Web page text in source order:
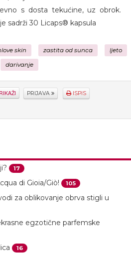
s dosta tekućine, uz obrok.
sadrži 30 Licaps® kapsula
skin zastita od sunca ljeto
darivanje
PRIJAVA ISPIS
17
di Gioia/Giò! 105
za oblikovanje obrva stigli u
egzotične parfemske
16